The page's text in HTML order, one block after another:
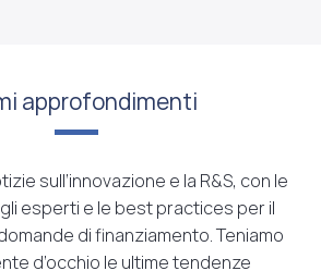
approfondimenti
sull’innovazione e la R&S, con le
esperti e le best practices per il
di finanziamento. Teniamo
d’occhio le ultime tendenze